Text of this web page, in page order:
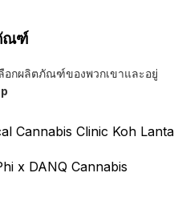
ณฑ์
อกผลิตภัณฑ์ของพวกเขาและอยู่
Cannabis Clinic Koh Lanta
x DANQ Cannabis